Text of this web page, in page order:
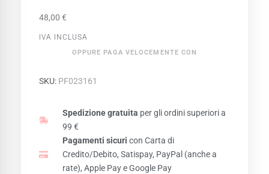
48,00 €
IVA INCLUSA
OPPURE PAGA VELOCEMENTE CON
SKU: PF023161
Spedizione gratuita per gli ordini superiori a
99 €
Pagamenti sicuri con Carta di
Credito/Debito, Satispay, PayPal (anche a
rate), Apple Pay e Google Pay